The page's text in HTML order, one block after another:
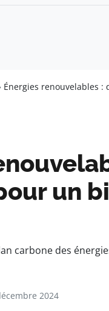
Énergies renouvelables
un
carbone des
2024